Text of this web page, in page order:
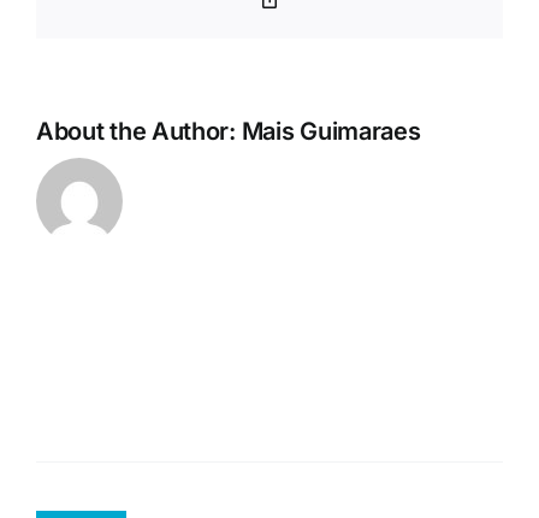
About the Author: Mais Guimaraes